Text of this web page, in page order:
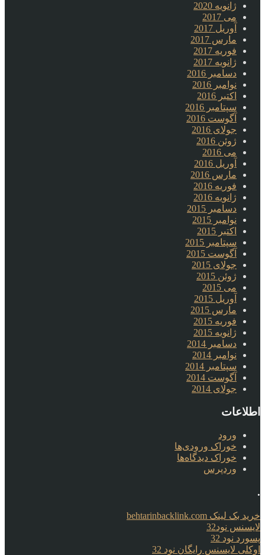
ژانویه 2020
می 2017
آوریل 2017
مارس 2017
فوریه 2017
ژانویه 2017
دسامبر 2016
نوامبر 2016
اکتبر 2016
سپتامبر 2016
آگوست 2016
جولای 2016
ژوئن 2016
می 2016
آوریل 2016
مارس 2016
فوریه 2016
ژانویه 2016
دسامبر 2015
نوامبر 2015
اکتبر 2015
سپتامبر 2015
آگوست 2015
جولای 2015
ژوئن 2015
می 2015
آوریل 2015
مارس 2015
فوریه 2015
ژانویه 2015
دسامبر 2014
نوامبر 2014
سپتامبر 2014
آگوست 2014
جولای 2014
اطلاعات
ورود
خوراک ورودی‌ها
خوراک دیدگاه‌ها
وردپرس
.
خرید بک لینک behtarinbacklink.com
لایسنس نود32
پسورد نود 32
اوکلی لایسنس رایگان نود 32